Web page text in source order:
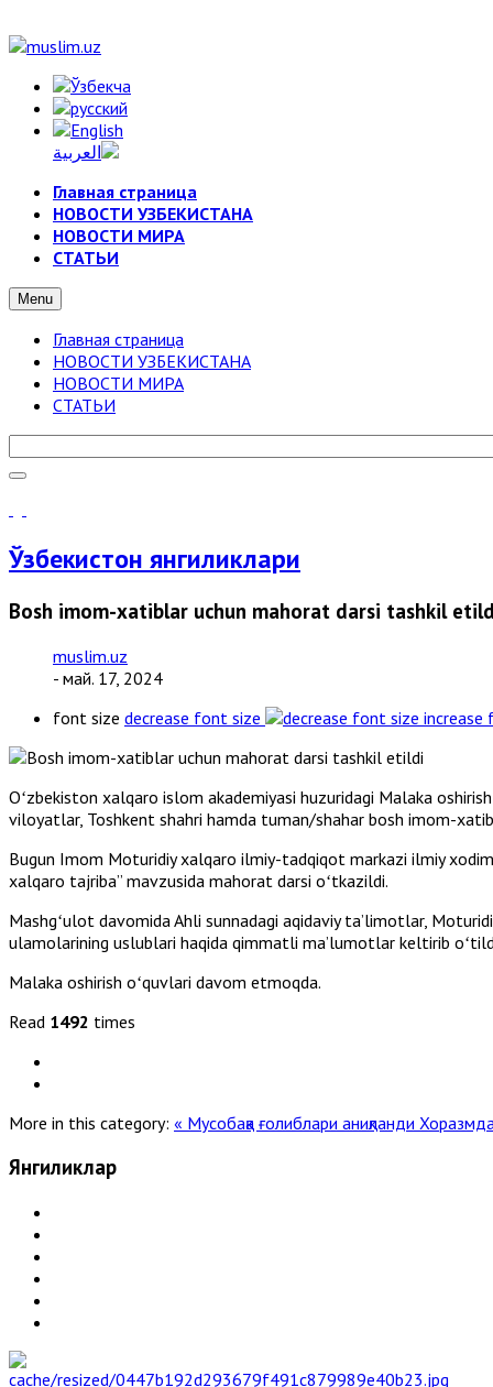
Главная страница
НОВОСТИ УЗБЕКИСТАНА
НОВОСТИ МИРА
СТАТЬИ
Menu
Главная страница
НОВОСТИ УЗБЕКИСТАНА
НОВОСТИ МИРА
СТАТЬИ
Ўзбекистон янгиликлари
Bosh imom-xatiblar uchun mahorat darsi tashkil
muslim.uz
- май. 17, 2024
font size decrease font size increase
Oʻzbekiston xalqaro islom akademiyasi huzuridagi Malaka
viloyatlar, Toshkent shahri hamda tuman/shahar bosh imom-
Bugun Imom Moturidiy xalqaro ilmiy-tadqiqot markazi ilmiy
xalqaro tajriba” mavzusida mahorat darsi oʻtkazildi.
Mashgʻulot davomida Ahli sunnadagi aqidaviy taʼlimotlar,
ulamolarining uslublari haqida qimmatli maʼlumotlar keltirib
Malaka oshirish oʻquvlari davom etmoqda.
Read 1492 times
More in this category: « Мусобақа ғолиблари аниқланди
Янгиликлар